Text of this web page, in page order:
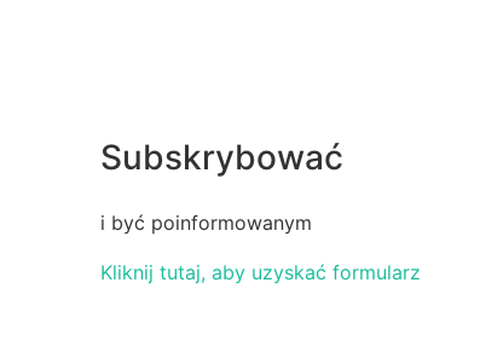
Subskrybować
i być poinformowanym
Kliknij tutaj, aby uzyskać formularz